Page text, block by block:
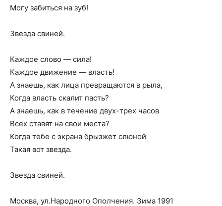
Могу забиться на зуб!
Звезда свиней.
Каждое слово — сила!
Каждое движение — власть!
А знаешь, как лица превращаются в рыла,
Когда власть скалит пасть?
А знаешь, как в течение двух-трех часов
Всех ставят на свои места?
Когда тебе с экрана брызжет слюной
Такая вот звезда.
Звезда свиней.
Москва, ул.Народного Ополчения. Зима 1991